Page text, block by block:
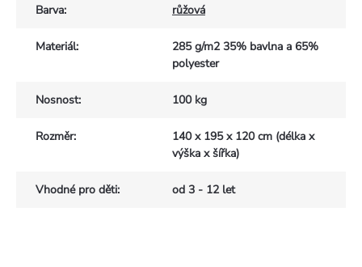
Barva: růžová
Materiál:
285 g/m2 35% bavlna a 65%
polyester
Nosnost: 100 kg
Rozměr:
140 x 195 x 120 cm (délka x
výška x šířka)
Vhodné pro děti: od 3 - 12 let